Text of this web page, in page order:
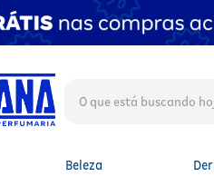
Beleza
TERMOS MAIS BUSCADOS
1º
fralda
lenço umedecido